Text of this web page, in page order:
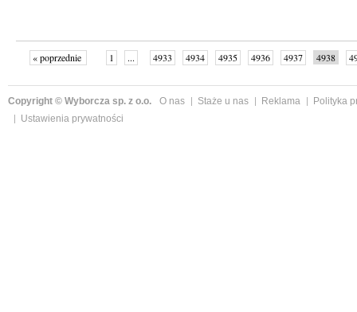
« poprzednie 1 ... 4933 4934 4935 4936 4937 4938
Copyright © Wyborcza sp. z o.o. O nas Staże u nas Reklama
Polityka
Ustawienia prywatności